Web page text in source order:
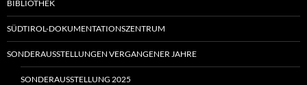
BIBLIOTHEK
SÜDTIROL-DOKUMENTATIONSZENTRUM
SONDERAUSSTELLUNGEN VERGANGENER JAHRE
SONDERAUSSTELLUNG 2025